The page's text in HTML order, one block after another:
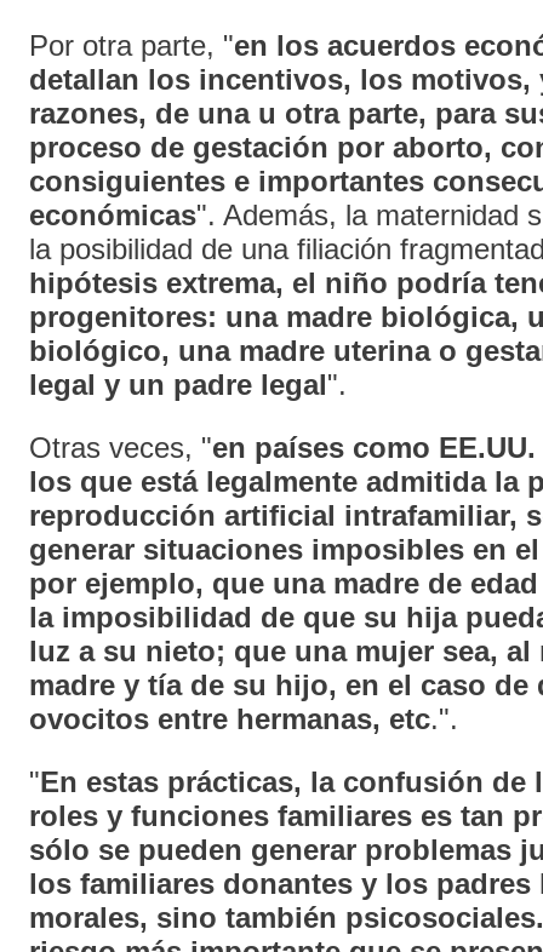
Por otra parte, "en los acuerdos
detallan los incentivos, los motivos,
razones, de una u otra parte, para
proceso de gestación por aborto,
consiguientes e importantes
económicas". Además, la maternidad
la posibilidad de una filiación
hipótesis extrema, el niño podría
progenitores: una madre biológica,
biológico, una madre uterina o
legal y un padre legal".
Otras veces, "en países como
los que está legalmente admitida la
reproducción artificial intrafamiliar,
generar situaciones imposibles en
por ejemplo, que una madre de
la imposibilidad de que su hija
luz a su nieto; que una mujer sea,
madre y tía de su hijo, en el caso de
ovocitos entre hermanas, etc.".
"En estas prácticas, la confusión de
roles y funciones familiares es tan
sólo se pueden generar problemas
los familiares donantes y los padres
morales, sino también